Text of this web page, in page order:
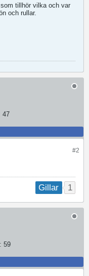
tillhör vilka och var
och rullar.
47
#2
Gillar 1
59